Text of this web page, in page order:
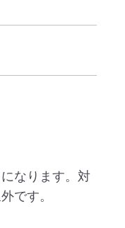
なります。対
です。